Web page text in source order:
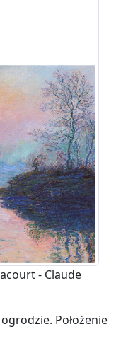
- Claude
Położenie